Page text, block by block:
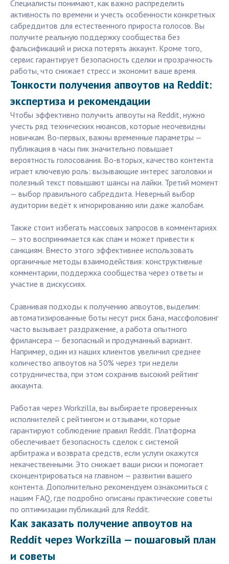
Специалисты понимают, как важно распределить
активность по времени и учесть особенности конкретных
сабреддитов для естественного прироста голосов. Вы
получите реальную поддержку сообщества без
фальсификаций и риска потерять аккаунт. Кроме того,
сервис гарантирует безопасность сделки и прозрачность
работы, что снижает стресс и экономит ваше время.
Тонкости получения апвоутов на Reddit:
экспертиза и рекомендации
Чтобы эффективно получить апвоуты на Reddit, нужно
учесть ряд технических нюансов, которые неочевидны
новичкам. Во-первых, важны временные параметры —
публикация в часы пик значительно повышает
вероятность голосования. Во-вторых, качество контента
играет ключевую роль: вызывающие интерес заголовки и
полезный текст повышают шансы на лайки. Третий момент
— выбор правильного сабреддита. Неверный выбор
аудитории ведёт к игнорированию или даже жалобам.
Также стоит избегать массовых запросов в комментариях
— это воспринимается как спам и может привести к
санкциям. Вместо этого эффективнее использовать
органичные методы взаимодействия: конструктивные
комментарии, поддержка сообщества через ответы и
участие в дискуссиях.
Сравнивая подходы к получению апвоутов, выделим:
автоматизированные боты несут риск бана, массфоловинг
часто вызывает раздражение, а работа опытного
фрилансера — безопасный и продуманный вариант.
Например, один из наших клиентов увеличил среднее
количество апвоутов на 50% через три недели
сотрудничества, при этом сохранив высокий рейтинг
аккаунта.
Работая через Workzilla, вы выбираете проверенных
исполнителей с рейтингом и отзывами, которые
гарантируют соблюдение правил Reddit. Платформа
обеспечивает безопасность сделок с системой
арбитража и возврата средств, если услуги окажутся
некачественными. Это снижает ваши риски и помогает
сконцентрироваться на главном — развитии вашего
контента. Дополнительно рекомендуем ознакомиться с
нашим FAQ, где подробно описаны практические советы
по оптимизации публикаций для Reddit.
Как заказать получение апвоутов на
Reddit через Workzilla — пошаговый план
и советы